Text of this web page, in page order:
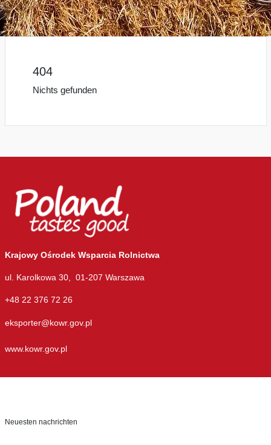
404
Nichts gefunden
Krajowy Ośrodek Wsparcia Rolnictwa
ul. Karolkowa 30, 01-207 Warszawa
+48 22 376 72 26
eksporter@kowr.gov.pl
www.kowr.gov.pl
Neuesten nachrichten